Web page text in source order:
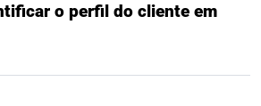
o perfil do cliente em